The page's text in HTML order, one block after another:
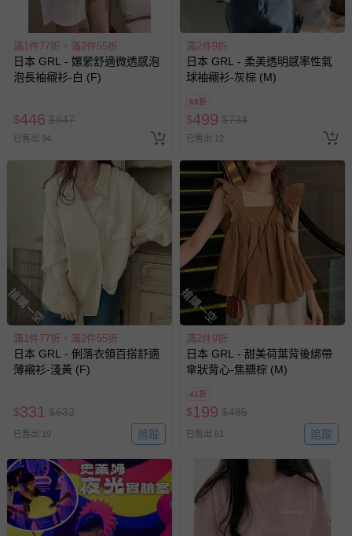
滿1件77折，滿2件55折
日本 GRL - 嫘縈舒適微透感泡
泡長袖襯衫-白 (F)
$446 $847
已售出 94
滿2件9折
日本 GRL - 柔美透明感率性氣
球袖襯衫-灰棕 (M)
68折
$499 $734
已售出 12
搶購一空
滿1件77折，滿2件55折
日本 GRL - 俐落衣領百搭舒適
薄襯衫-淺黃 (F)
$331 $632
已售出 19 追蹤
搶購一空
滿2件9折
日本 GRL - 甜美荷葉背後綁帶
傘狀背心-焦糖棕 (M)
41折
$199 $485
已售出 51 追蹤